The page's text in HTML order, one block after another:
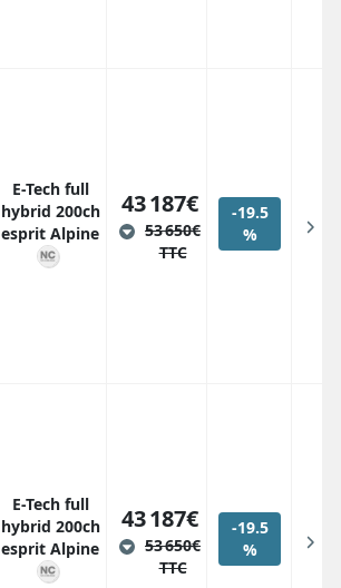
E-Tech full
hybrid 200ch
esprit Alpine
43 187€
53 650€
TTC
-19.5
%
E-Tech full
hybrid 200ch
esprit Alpine
43 187€
53 650€
TTC
-19.5
%